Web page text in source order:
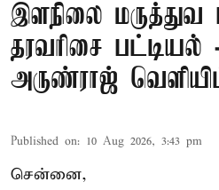
இளநிலை மருத்துவ
தரவரிசை
அருண்ராஜ்
Published on: 10 Aug 2026, 3:43 pm
சென்னை,